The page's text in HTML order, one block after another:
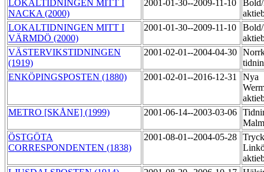
LOKALTIDNINGEN MITT I
NACKA (2000)
2001-01-30--2009-11-10
LOKALTIDNINGEN MITT I
VÄRMDÖ (2000)
2001-01-30--2009-11-10
VÄSTERVIKSTIDNINGEN
(1919)
2001-02-01--2004-04-30
ENKÖPINGSPOSTEN (1880)
2001-02-01--2016-12-31
Nya
METRO [SKÅNE] (1999)
2001-06-14--2003-03-06
ÖSTGÖTA
CORRESPONDENTEN (1838)
2001-08-01--2004-05-28